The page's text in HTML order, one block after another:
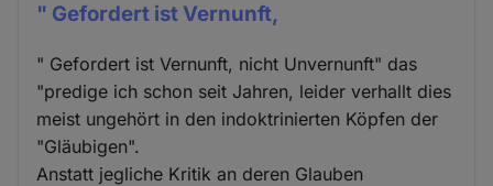
" Gefordert ist Vernunft,
" Gefordert ist Vernunft, nicht Unvernunft" das
"predige ich schon seit Jahren, leider verhallt dies
meist ungehört in den indoktrinierten Köpfen der
"Gläubigen".
Anstatt jegliche Kritik an deren Glauben